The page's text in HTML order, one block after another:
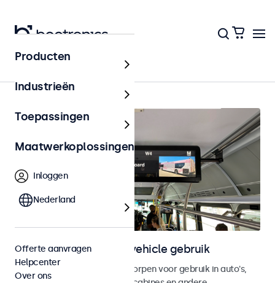
Home
Touchscreens voor in-vehicle gebruik
Touchscreen monitoren ontworpen voor gebruik in auto's,
Producten
Industrieën
Toepassingen
Maatwerkoplossingen
Inloggen
Nederland
Offerte aanvragen
Helpcenter
Over ons